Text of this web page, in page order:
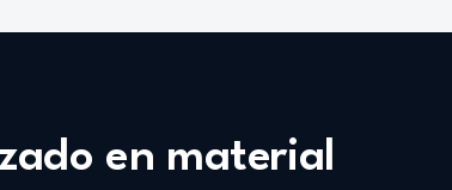
en material